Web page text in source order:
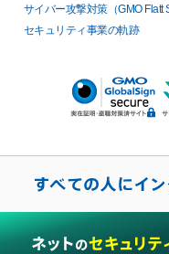
サイバー攻撃対策（GMO Flatt
セキュリティ事業の軌跡